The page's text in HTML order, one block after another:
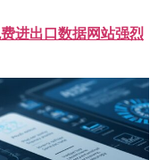
进出口数据网站强烈